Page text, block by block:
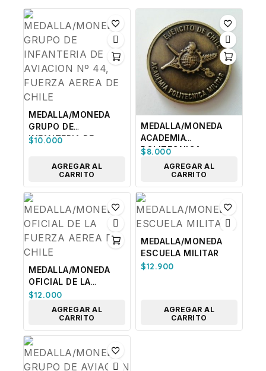
MEDALLA/MONEDA
GRUPO DE
INFANTERIA DE
FUERZA AEREA DE
$10.000
AGREGAR AL
CARRITO
MEDALLA/MONEDA
ACADEMIA
POLITECNICA
MILITAR. EJERCITO
DE CHILE
$8.000
AGREGAR AL
CARRITO
MEDALLA/MONEDA
OFICIAL DE LA
FUERZA AEREA DE
CHILE
$12.000
AGREGAR AL
CARRITO
MEDALLA/MONEDA
ESCUELA MILITAR
$12.900
AGREGAR AL
CARRITO